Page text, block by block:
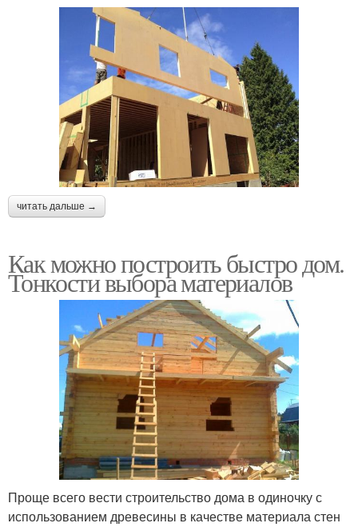
читать дальше →
Как можно построить быстро дом.
Тонкости выбора материалов
Проще всего вести строительство дома в одиночку с
использованием древесины в качестве материала стен